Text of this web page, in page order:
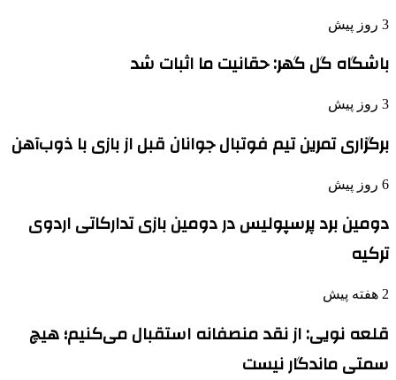
3 روز پیش
باشگاه گل گهر: حقانیت ما اثبات شد
3 روز پیش
برگزاری تمرین تیم فوتبال جوانان قبل از بازی با ذوب‌آهن
6 روز پیش
دومین برد پرسپولیس در دومین بازی تدارکاتی اردوی
ترکیه
2 هفته پیش
قلعه نویی: از نقد منصفانه استقبال می‌کنیم؛ هیچ
سمتی ماندگار نیست